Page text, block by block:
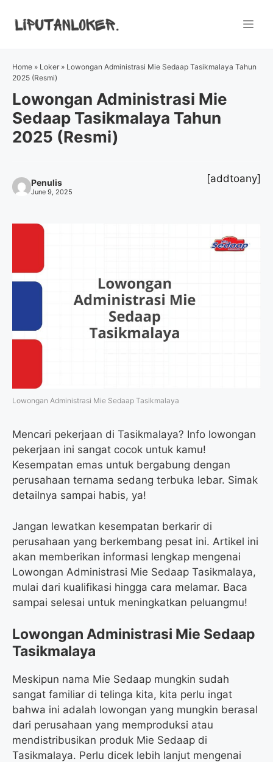
Home » Loker » Lowongan Administrasi Mie Sedaap Tasikmalaya Tahun
2025 (Resmi)
Lowongan Administrasi Mie
Sedaap Tasikmalaya Tahun
2025 (Resmi)
Penulis
June 9, 2025
[addtoany]
Lowongan Administrasi Mie Sedaap Tasikmalaya
Mencari pekerjaan di Tasikmalaya? Info lowongan
pekerjaan ini sangat cocok untuk kamu!
Kesempatan emas untuk bergabung dengan
perusahaan ternama sedang terbuka lebar. Simak
detailnya sampai habis, ya!
Jangan lewatkan kesempatan berkarir di
perusahaan yang berkembang pesat ini. Artikel ini
akan memberikan informasi lengkap mengenai
Lowongan Administrasi Mie Sedaap Tasikmalaya,
mulai dari kualifikasi hingga cara melamar. Baca
sampai selesai untuk meningkatkan peluangmu!
Lowongan Administrasi Mie Sedaap
Tasikmalaya
Meskipun nama Mie Sedaap mungkin sudah
sangat familiar di telinga kita, kita perlu ingat
bahwa ini adalah lowongan yang mungkin berasal
dari perusahaan yang memproduksi atau
mendistribusikan produk Mie Sedaap di
Tasikmalaya. Perlu dicek lebih lanjut mengenai